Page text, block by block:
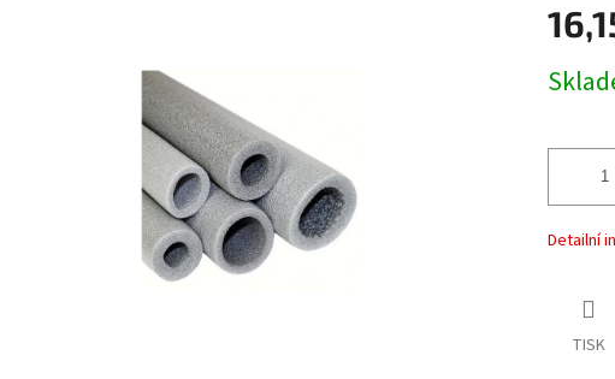
cena:
Detailní
TISK